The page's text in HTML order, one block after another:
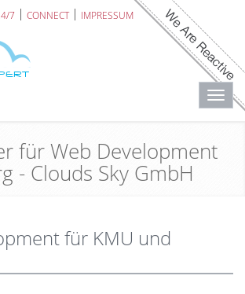
7 CONNECT IMPRESSUM
für Web Development
- Clouds Sky GmbH
für KMU und